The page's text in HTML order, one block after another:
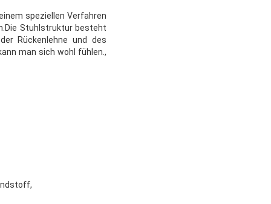
speziellen Verfahren
Stuhlstruktur besteht
Rückenlehne und des
man sich wohl fühlen.,